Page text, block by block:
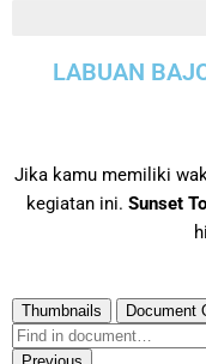
LABUAN
Jika kamu memiliki
kegiatan ini. Sunset